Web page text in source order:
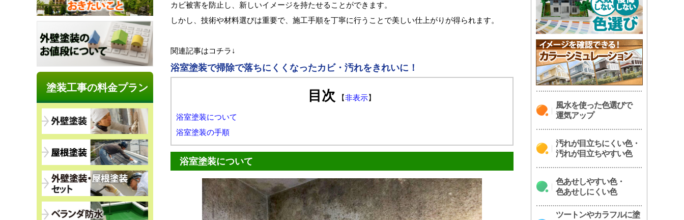
カビ被害を防止し、新しいイメージを持たせることができます。
しかし、技術や材料選びは重要で、施工手順を丁寧に行うことで美しい仕上がりが得られます。
関連記事はコチラ↓
浴室塗装で掃除で落ちにくくなったカビ・汚れをきれいに！
目次 【非表示】
浴室塗装について
浴室塗装の手順
浴室塗装について
風水を使った色選びで
運気アップ
汚れが目立ちにくい色・
汚れが目立ちやすい色
色あせしやすい色・
色あせしにくい色
ツートンやカラフルに塗
塗装工事の料金プラン